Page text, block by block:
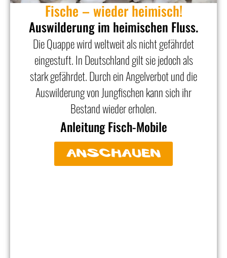
Fische – wieder heimisch!
Auswilderung im heimischen Fluss.
Die Quappe wird weltweit als nicht gefährdet
eingestuft. In Deutschland gilt sie jedoch als
stark gefährdet. Durch ein Angelverbot und die
Auswilderung von Jungfischen kann sich ihr
Bestand wieder erholen.
Anleitung Fisch-Mobile
anschauen